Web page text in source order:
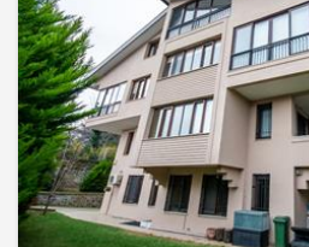
yanı sıra tüm kişisel
faaliyetlerinde KVK
maddesinde belirtilen
bölümlerinde
uygun hareket
ilkeleri içinde
sağlanacaktır. Özel
verilerin işlenmesi,
yurtdışına
Kanunu’nda